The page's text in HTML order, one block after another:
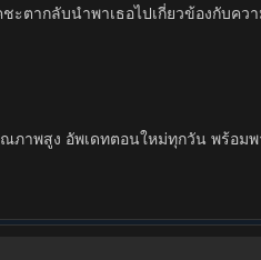
ตากลับนำพาเธอไปเกี่ยวข้องกับคว
าพสูง อัพเดทตอนใหม่ทุกวัน พร้อม